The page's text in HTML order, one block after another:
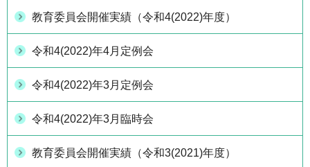
教育委員会開催実績（令和4(2022)年度）
令和4(2022)年4月定例会
令和4(2022)年3月定例会
令和4(2022)年3月臨時会
教育委員会開催実績（令和3(2021)年度）